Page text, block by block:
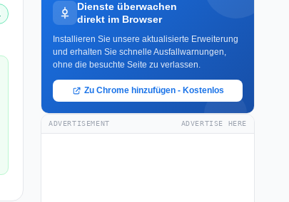
Dienste überwachen
direkt im Browser
Installieren Sie unsere aktualisierte Erweiterung
und erhalten Sie schnelle Ausfallwarnungen,
ohne die besuchte Seite zu verlassen.
Zu Chrome hinzufügen - Kostenlos
ADVERTISEMENT ADVERTISE HERE